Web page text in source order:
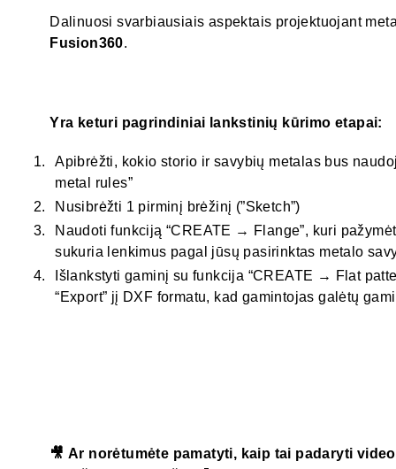
Dalinuosi svarbiausiais aspektais projektuojant
Fusion360.
Yra keturi pagrindiniai lankstinių kūrimo etapai:
Apibrėžti, kokio storio ir savybių metalas bus
metal rules”
Nusibrėžti 1 pirminį brėžinį (”Sketch”)
Naudoti funkciją “CREATE → Flange”, kuri
sukuria lenkimus pagal jūsų pasirinktas metalo
Išlankstyti gaminį su funkcija “CREATE → Flat
“Export” jį DXF formatu, kad gamintojas galėtų
🎥 Ar norėtumėte pamatyti, kaip tai padaryti